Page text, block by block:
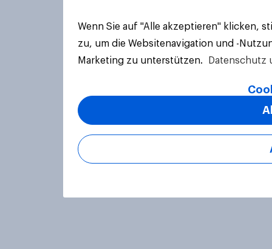
Wenn Sie auf "Alle akzeptieren" klicken,
zu, um die Websitenavigation und -
Marketing zu unterstützen.
Datenschutz